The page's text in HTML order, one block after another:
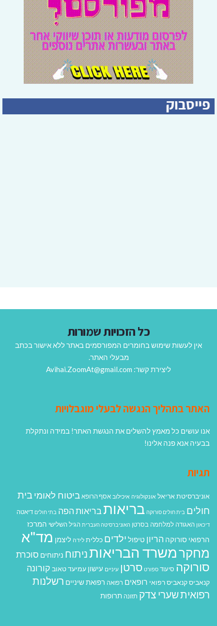
כל הזכויות שמורות
אין לעשות שימוש בחומרים המפורסמים באתר ללא אישור בכתב
מבעלי האתר.
ליצירת קשר: Avihai.ZoomAt@gmail.com
האתר בתהליך הנגשה לבעלי מוגבלויות
אנו עושים כל מאמץ להשלים את הנגשת האתר! במידה ונתקלת
בבעיה אנא פנה אלינו!
תגיות
אוניברסיטת אריאל אונקולוגיה איכילוב אסף הרופא ביטוח לאומי בית
חולים בית חולים סורוקה בריאות בריאות הפה בתי חולים דיאטה
דיכאון האגודה למלחמה בסרטן האוניברסיטה העברית הגיל השלישי המרכז
הרפואי סורוקה הריון טיפול ילדים כללית לידה ליצמן מד"א
מחקרמשרד הבריאות ניתוח ניתוחים סוכרת
סורוקה סיעוד ספורט סרטן עיניים עישון עמיעד טאוב קורונה
קנאביסקנאביס רפואי רופאים רפואה רפואת שיניים רשלנות
רפואיתשערי צדק תזונה תרופות